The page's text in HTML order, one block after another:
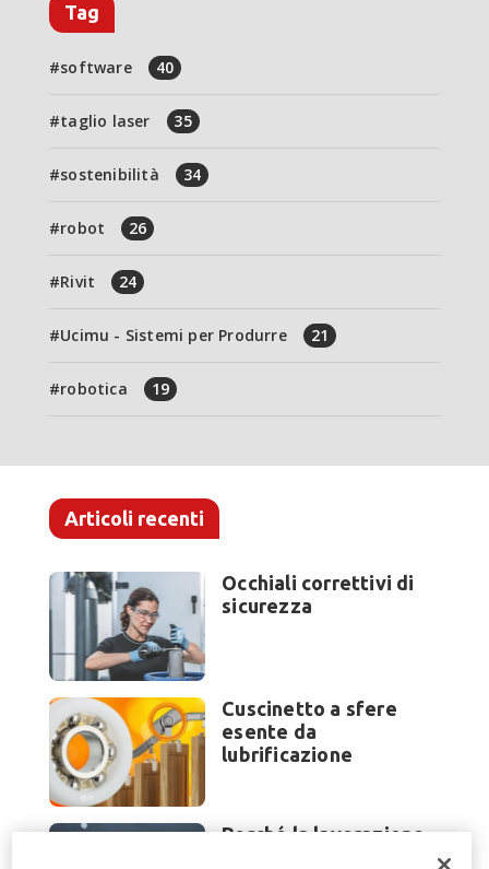
Tag
software 40
taglio laser 35
sostenibilità 34
robot 26
Rivit 24
Ucimu - Sistemi per Produrre 21
robotica 19
Articoli recenti
Occhiali correttivi di
sicurezza
Cuscinetto a sfere
esente da
lubrificazione
Perché la lavorazione